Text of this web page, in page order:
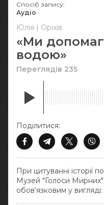
Юлія | Оріхів
«Ми
водою»
Переглядів 235
При цитуванні
Музей "Голоси
обов‘язковим у вигляді:
Поділитися:
Спосіб запису:
Аудіо